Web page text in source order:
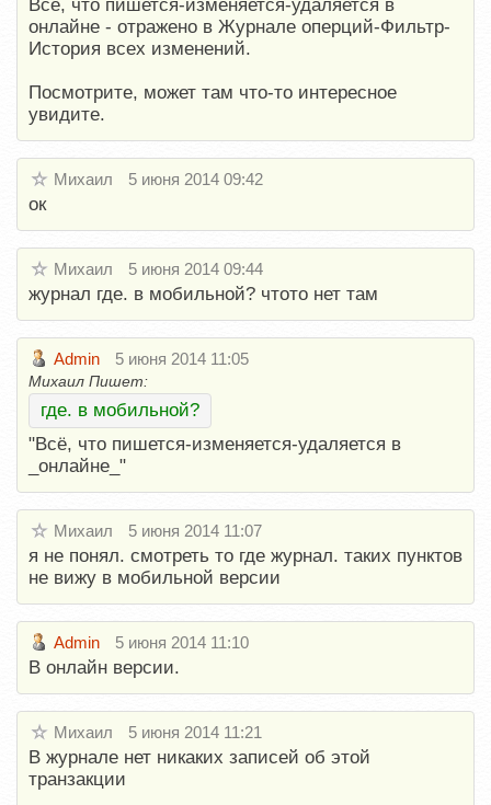
Всё, что пишется-изменяется-удаляется в
онлайне - отражено в Журнале оперций-Фильтр-
История всех изменений.
Посмотрите, может там что-то интересное
увидите.
Михаил 5 июня 2014 09:42
ок
Михаил 5 июня 2014 09:44
журнал где. в мобильной? чтото нет там
Admin 5 июня 2014 11:05
Михаил Пишет:
где. в мобильной?
"Всё, что пишется-изменяется-удаляется в
_онлайне_"
Михаил 5 июня 2014 11:07
я не понял. смотреть то где журнал. таких пунктов
не вижу в мобильной версии
Admin 5 июня 2014 11:10
В онлайн версии.
Михаил 5 июня 2014 11:21
В журнале нет никаких записей об этой
транзакции